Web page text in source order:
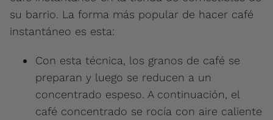
su barrio. La forma más popular de hacer café
instantáneo es esta:
Con esta técnica, los granos de café se
preparan y luego se reducen a un
concentrado espeso. A continuación, el
café concentrado se rocía con aire caliente